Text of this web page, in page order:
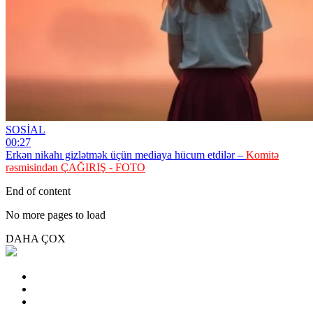
SOSİAL
00:27
Erkən nikahı gizlətmək üçün mediaya hücum etdilər – Komitə
rəsmisindən ÇAĞIRIŞ - FOTO
End of content
No more pages to load
DAHA ÇOX